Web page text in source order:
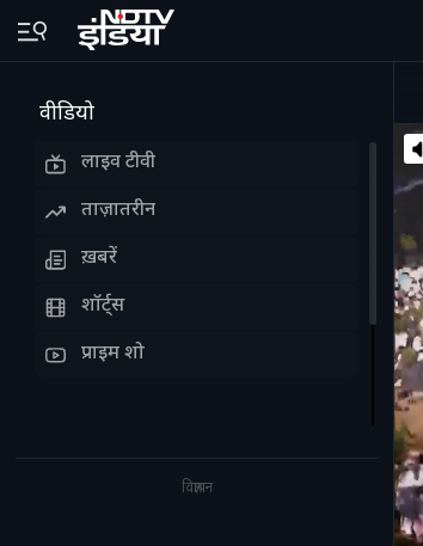
वीडियो
लाइव टीवी
ताज़ातरीन
ख़बरें
शॉर्ट्स
प्राइम शो
विज्ञापन